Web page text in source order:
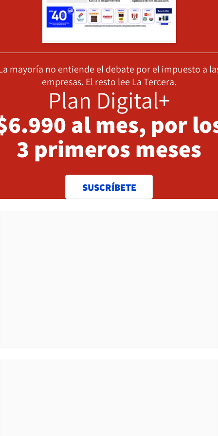
mayoría no entiende el debate por el impuesto a
empresas. El resto lee La Tercera.
Plan Digital+
al mes, por
3 primeros meses
SUSCRÍBETE